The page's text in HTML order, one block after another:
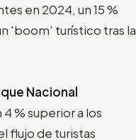
en 2024, un 15 %
'boom' turístico tras la
Nacional
% superior a los
flujo de turistas